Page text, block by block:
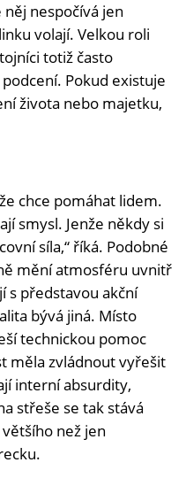
nespočívá jen
volají. Velkou roli
totiž často
Pokud existuje
života nebo majetku,
chce pomáhat lidem.
smysl. Jenže někdy si
síla,“ říká. Podobné
mění atmosféru uvnitř
s představou akční
bývá jiná. Místo
technickou pomoc
měla zvládnout vyřešit
interní absurdity,
střeše se tak stává
než jen